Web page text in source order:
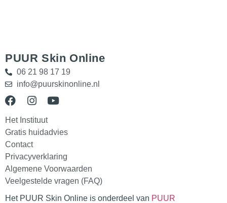
PUUR Skin Online
06 21 98 17 19
info@puurskinonline.nl
Het Instituut
Gratis huidadvies
Contact
Privacyverklaring
Algemene Voorwaarden
Veelgestelde vragen (FAQ)
Het PUUR Skin Online is onderdeel van PUUR